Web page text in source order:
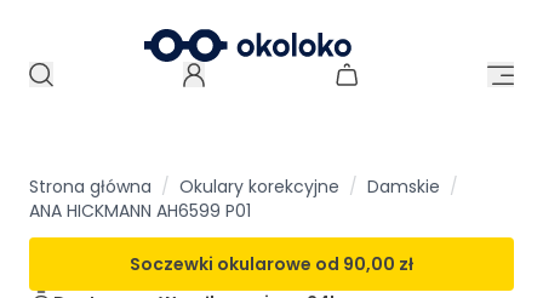
Strona główna / Okulary korekcyjne / Damskie /
ANA HICKMANN AH6599 P01
Soczewki okularowe od 90,00 zł